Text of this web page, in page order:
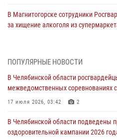
В Магнитогорске сотрудники
за хищение алкоголя из
На Южном Урале спецназ
Росгвардейцы задержали трёх
На Южном Урале сотрудники
ПОПУЛЯРНЫЕ НОВОСТИ
В Челябинской области
межведомственных соревнованиях
17 июля 2026, 03:42 2
В Челябинской области подведены
оздоровительной кампании 2026